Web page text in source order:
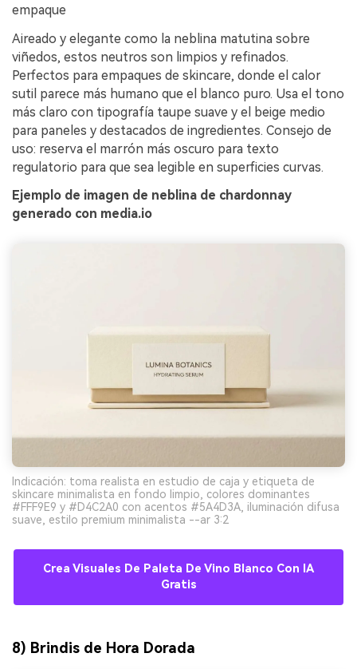
empaque
Aireado y elegante como la neblina matutina sobre
viñedos, estos neutros son limpios y refinados.
Perfectos para empaques de skincare, donde el calor
sutil parece más humano que el blanco puro. Usa el tono
más claro con tipografía taupe suave y el beige medio
para paneles y destacados de ingredientes. Consejo de
uso: reserva el marrón más oscuro para texto
regulatorio para que sea legible en superficies curvas.
Ejemplo de imagen de neblina de chardonnay
generado con media.io
Indicación: toma realista en estudio de caja y etiqueta de
skincare minimalista en fondo limpio, colores dominantes
#FFF9E9 y #D4C2A0 con acentos #5A4D3A, iluminación difusa
suave, estilo premium minimalista --ar 3:2
Crea Visuales De Paleta De Vino Blanco Con IA
Gratis
8) Brindis de Hora Dorada